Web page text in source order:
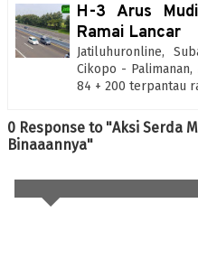
H-3 Arus
Ramai Lancar
Jatiluhuronline,
Cikopo -
84 + 200 terpantau
0 Response to "Aksi Serda
Binaaannya"